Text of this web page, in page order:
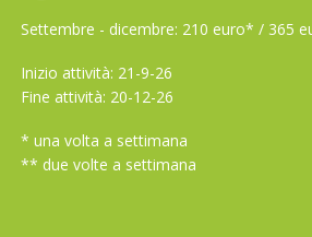
Settembre - dicembre: 210 euro* / 365
Inizio attività: 21-9-26
Fine attività: 20-12-26
* una volta a settimana
** due volte a settimana